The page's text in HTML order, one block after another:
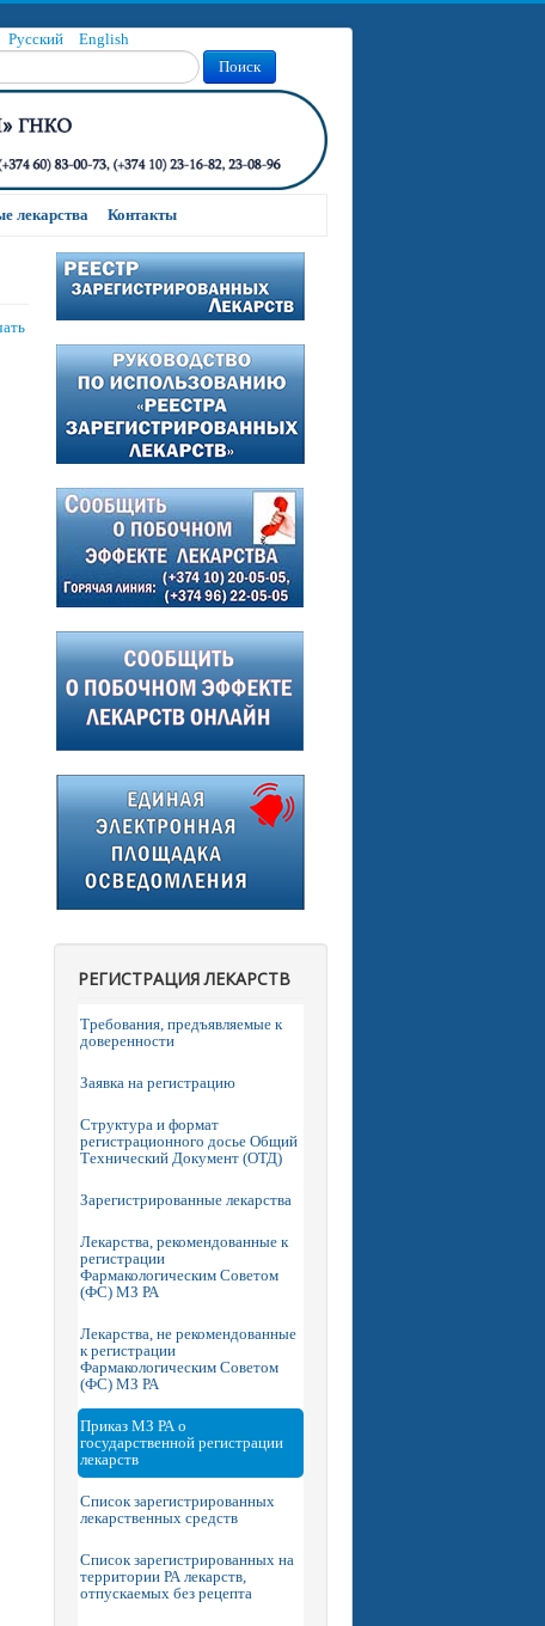
Русский English
Поиск
лекарства Контакты
РЕГИСТРАЦИЯ ЛЕКАРСТВ
Требования, предъявляемые к
доверенности
Заявка на регистрацию
Структура и формат
регистрационного досье Общий
Технический Документ (ОТД)
Зарегистрированные лекарства
Лекарства, рекомендованные к
регистрации
Фармакологическим Советом
(ФС) МЗ РА
Лекарства, не рекомендованные
к регистрации
Фармакологическим Советом
(ФС) МЗ РА
Приказ МЗ РА о
государственной регистрации
лекарств
Список зарегистрированных
лекарственных средств
Список зарегистрированных на
территории РА лекарств,
отпускаемых без рецепта